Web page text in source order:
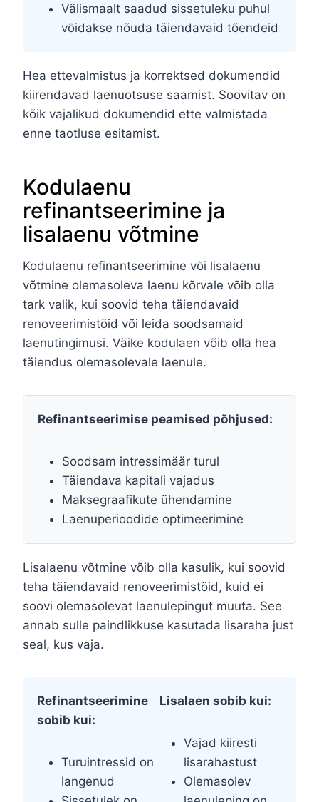
Välismaalt saadud sissetuleku puhul
võidakse nõuda täiendavaid tõendeid
Hea ettevalmistus ja korrektsed dokumendid
kiirendavad laenuotsuse saamist. Soovitav on
kõik vajalikud dokumendid ette valmistada
enne taotluse esitamist.
Kodulaenu
refinantseerimine ja
lisalaenu võtmine
Kodulaenu refinantseerimine või lisalaenu
võtmine olemasoleva laenu kõrvale võib olla
tark valik, kui soovid teha täiendavaid
renoveerimistöid või leida soodsamaid
laenutingimusi. Väike kodulaen võib olla hea
täiendus olemasolevale laenule.
Refinantseerimise peamised põhjused:
Soodsam intressimäär turul
Täiendava kapitali vajadus
Maksegraafikute ühendamine
Laenuperioodide optimeerimine
Lisalaenu võtmine võib olla kasulik, kui soovid
teha täiendavaid renoveerimistöid, kuid ei
soovi olemasolevat laenulepingut muuta. See
annab sulle paindlikkuse kasutada lisaraha just
seal, kus vaja.
Refinantseerimine
sobib kui:
Turuintressid on
langenud
Lisalaen sobib kui:
Vajad kiiresti
lisarahastust
Olemasolev